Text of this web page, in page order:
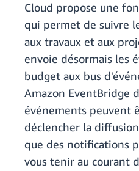
Cloud propose une
qui permet de suivre
aux travaux et aux
envoie désormais les
budget aux bus
Amazon EventBridge
événements peuvent
déclencher la
que des notifications
vous tenir au courant